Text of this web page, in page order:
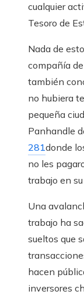
cualquier
Tesoro de
Nada de
compañía
también
no hubiera
pequeña
Panhandle
281donde
no les
trabajo en
Una
trabajo ha
sueltos que
hacen
inversores